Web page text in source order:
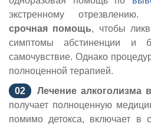
экстренному
срочная помощь, чтобы
симптомы абстиненции и
самочувствие. Однако
полноценной терапией.
Лечение алкоголизма
получает полноценную
помимо детокса, включает в